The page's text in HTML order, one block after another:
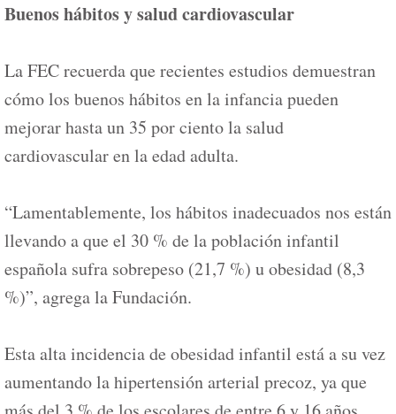
Buenos hábitos y salud cardiovascular
La FEC recuerda que recientes estudios demuestran
cómo los buenos hábitos en la infancia pueden
mejorar hasta un 35 por ciento la salud
cardiovascular en la edad adulta.
“Lamentablemente, los hábitos inadecuados nos están
llevando a que el 30 % de la población infantil
española sufra sobrepeso (21,7 %) u obesidad (8,3
%)”, agrega la Fundación.
Esta alta incidencia de obesidad infantil está a su vez
aumentando la hipertensión arterial precoz, ya que